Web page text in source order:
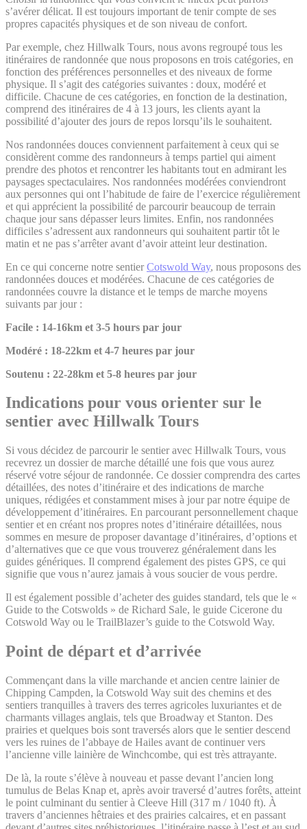
s’avérer délicat. Il est toujours important de tenir compte de ses
propres capacités physiques et de son niveau de confort.
Par exemple, chez Hillwalk Tours, nous avons regroupé tous les
itinéraires de randonnée que nous proposons en trois catégories, en
fonction des préférences personnelles et des niveaux de forme
physique. Il s’agit des catégories suivantes : doux, modéré et
difficile. Chacune de ces catégories, en fonction de la destination,
comprend des itinéraires de 4 à 13 jours, les clients ayant la
possibilité d’ajouter des jours de repos lorsqu’ils le souhaitent.
Nos randonnées douces conviennent parfaitement à ceux qui se
considèrent comme des randonneurs à temps partiel qui aiment
prendre des photos et rencontrer les habitants tout en admirant les
paysages spectaculaires. Nos randonnées modérées conviendront
aux personnes qui ont l’habitude de faire de l’exercice régulièrement
et qui apprécient la possibilité de parcourir beaucoup de terrain
chaque jour sans dépasser leurs limites. Enfin, nos randonnées
difficiles s’adressent aux randonneurs qui souhaitent partir tôt le
matin et ne pas s’arrêter avant d’avoir atteint leur destination.
En ce qui concerne notre sentier Cotswold Way, nous proposons des
randonnées douces et modérées. Chacune de ces catégories de
randonnées couvre la distance et le temps de marche moyens
suivants par jour :
Facile : 14-16km et 3-5 hours par jour
Modéré : 18-22km et 4-7 heures par jour
Soutenu : 22-28km et 5-8 heures par jour
Indications pour vous orienter sur le
sentier avec Hillwalk Tours
Si vous décidez de parcourir le sentier avec Hillwalk Tours, vous
recevrez un dossier de marche détaillé une fois que vous aurez
réservé votre séjour de randonnée. Ce dossier comprendra des cartes
détaillées, des notes d’itinéraire et des indications de marche
uniques, rédigées et constamment mises à jour par notre équipe de
développement d’itinéraires. En parcourant personnellement chaque
sentier et en créant nos propres notes d’itinéraire détaillées, nous
sommes en mesure de proposer davantage d’itinéraires, d’options et
d’alternatives que ce que vous trouverez généralement dans les
guides génériques. Il comprend également des pistes GPS, ce qui
signifie que vous n’aurez jamais à vous soucier de vous perdre.
Il est également possible d’acheter des guides standard, tels que le «
Guide to the Cotswolds » de Richard Sale, le guide Cicerone du
Cotswold Way ou le TrailBlazer’s guide to the Cotswold Way.
Point de départ et d’arrivée
Commençant dans la ville marchande et ancien centre lainier de
Chipping Campden, la Cotswold Way suit des chemins et des
sentiers tranquilles à travers des terres agricoles luxuriantes et de
charmants villages anglais, tels que Broadway et Stanton. Des
prairies et quelques bois sont traversés alors que le sentier descend
vers les ruines de l’abbaye de Hailes avant de continuer vers
l’ancienne ville lainière de Winchcombe, qui est très attrayante.
De là, la route s’élève à nouveau et passe devant l’ancien long
tumulus de Belas Knap et, après avoir traversé d’autres forêts, atteint
le point culminant du sentier à Cleeve Hill (317 m / 1040 ft). À
travers d’anciennes hêtraies et des prairies calcaires, et en passant